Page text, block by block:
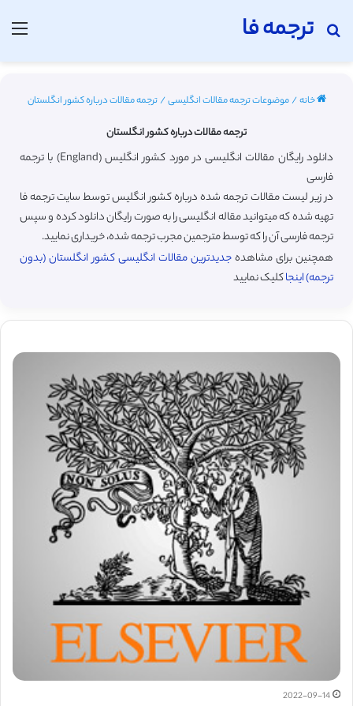
ترجمه فا
جستجو برای
خانه/موضوعات ترجمه مقالات انگلیسی/ترجمه مقالات درباره کشور انگلستان
ترجمه مقالات درباره کشور انگلستان
دانلود رایگان مقالات انگلیسی در مورد کشور انگلیس (England) با ترجمه
فارسی
در زیر لیست مقالات ترجمه شده درباره کشور انگلیس توسط سایت ترجمه فا
تهیه شده که میتوانید مقاله انگلیسی را به صورت رایگان دانلود کرده و سپس
ترجمه فارسی آن را که توسط مترجمین مجرب ترجمه شده، خریداری نمایید.
همچنین برای مشاهدهجدیدترین مقالات انگلیسی کشور انگلستان (بدون
ترجمه) اینجاکلیک نمایید
2022-09-14